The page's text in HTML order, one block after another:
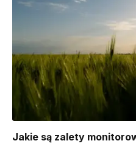
Jakie są zalety